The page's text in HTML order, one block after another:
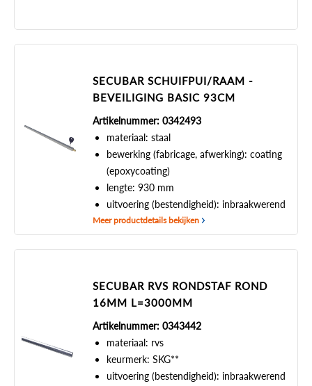
SECUBAR SCHUIFPUI/RAAM -
BEVEILIGING BASIC 93CM
Artikelnummer: 0342493
materiaal: staal
bewerking (fabricage, afwerking): coating
(epoxycoating)
lengte: 930 mm
uitvoering (bestendigheid): inbraakwerend
Meer productdetails bekijken
SECUBAR RVS RONDSTAF ROND
16MM L=3000MM
Artikelnummer: 0343442
materiaal: rvs
keurmerk: SKG**
uitvoering (bestendigheid): inbraakwerend